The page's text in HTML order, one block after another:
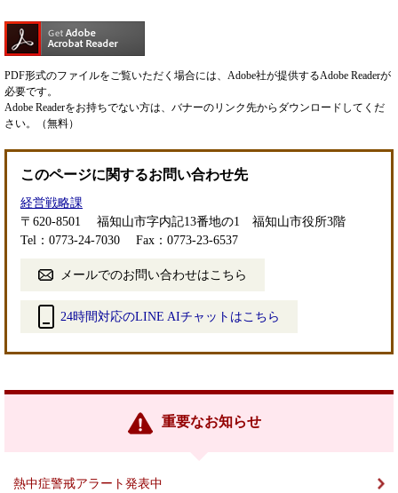
PDF形式のファイルをご覧いただく場合には、Adobe社が提供するAdobe Readerが
必要です。
Adobe Readerをお持ちでない方は、バナーのリンク先からダウンロードしてくだ
さい。（無料）
このページに関するお問い合わせ先
経営戦略課
〒620-8501
福知山市字内記13番地の1 福知山市役所3階
Tel：0773-24-7030
Fax：0773-23-6537
メールでのお問い合わせはこちら
24時間対応のLINE AIチャットはこちら
リ
重要なお知らせ
熱中症警戒アラート発表中